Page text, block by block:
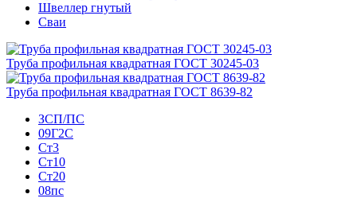
Швеллер гнутый
Сваи
Труба профильная квадратная ГОСТ 30245-03
Труба профильная квадратная ГОСТ 8639-82
ЗСП/ПС
09Г2С
Ст3
Ст10
Ст20
08пс